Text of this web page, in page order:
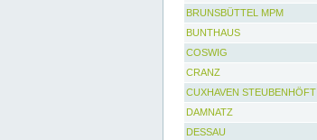
BRUNSBÜTTEL MPM
BUNTHAUS
COSWIG
CRANZ
CUXHAVEN STEUBENHÖFT
DAMNATZ
DESSAU